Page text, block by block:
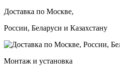
Доставка по Москве,
России, Беларуси и Казахстану
Монтаж и установка